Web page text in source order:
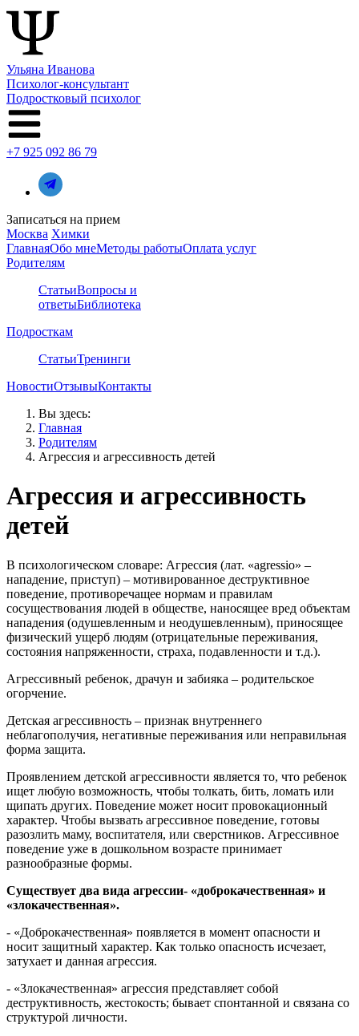
Ульяна Иванова
Психолог-консультант
Подростковый психолог
+7 925 092 86 79
Записаться на прием
Москва Химки
ГлавнаяОбо мнеМетоды работыОплата услуг
Родителям
СтатьиВопросы и
ответыБиблиотека
Подросткам
СтатьиТренинги
НовостиОтзывыКонтакты
Вы здесь:
Главная
Родителям
Агрессия и агрессивность детей
Агрессия и агрессивность
детей
В психологическом словаре: Агрессия (лат. «agressio» –
нападение, приступ) – мотивированное деструктивное
поведение, противоречащее нормам и правилам
сосуществования людей в обществе, наносящее вред объектам
нападения (одушевленным и неодушевленным), приносящее
физический ущерб людям (отрицательные переживания,
состояния напряженности, страха, подавленности и т.д.).
Агрессивный ребенок, драчун и забияка – родительское
огорчение.
Детская агрессивность – признак внутреннего
неблагополучия, негативные переживания или неправильная
форма защита.
Проявлением детской агрессивности является то, что ребенок
ищет любую возможность, чтобы толкать, бить, ломать или
щипать других. Поведение может носит провокационный
характер. Чтобы вызвать агрессивное поведение, готовы
разозлить маму, воспитателя, или сверстников. Агрессивное
поведение уже в дошкольном возрасте принимает
разнообразные формы.
Существует два вида агрессии- «доброкачественная» и
«злокачественная».
- «Доброкачественная» появляется в момент опасности и
носит защитный характер. Как только опасность исчезает,
затухает и данная агрессия.
- «Злокачественная» агрессия представляет собой
деструктивность, жестокость; бывает спонтанной и связана со
структурой личности.